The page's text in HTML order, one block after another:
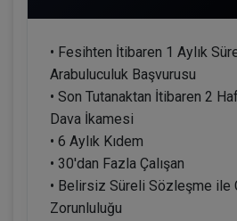
• Fesihten İtibaren 1 Aylık
Arabuluculuk Başvurusu
• Son Tutanaktan İtibaren 2
Dava İkamesi
• 6 Aylık Kıdem
• 30'dan Fazla Çalışan
• Belirsiz Süreli Sözleşme ile
Zorunluluğu